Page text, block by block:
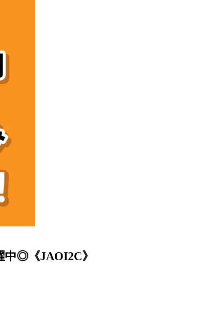
中◎《JAOI2C》